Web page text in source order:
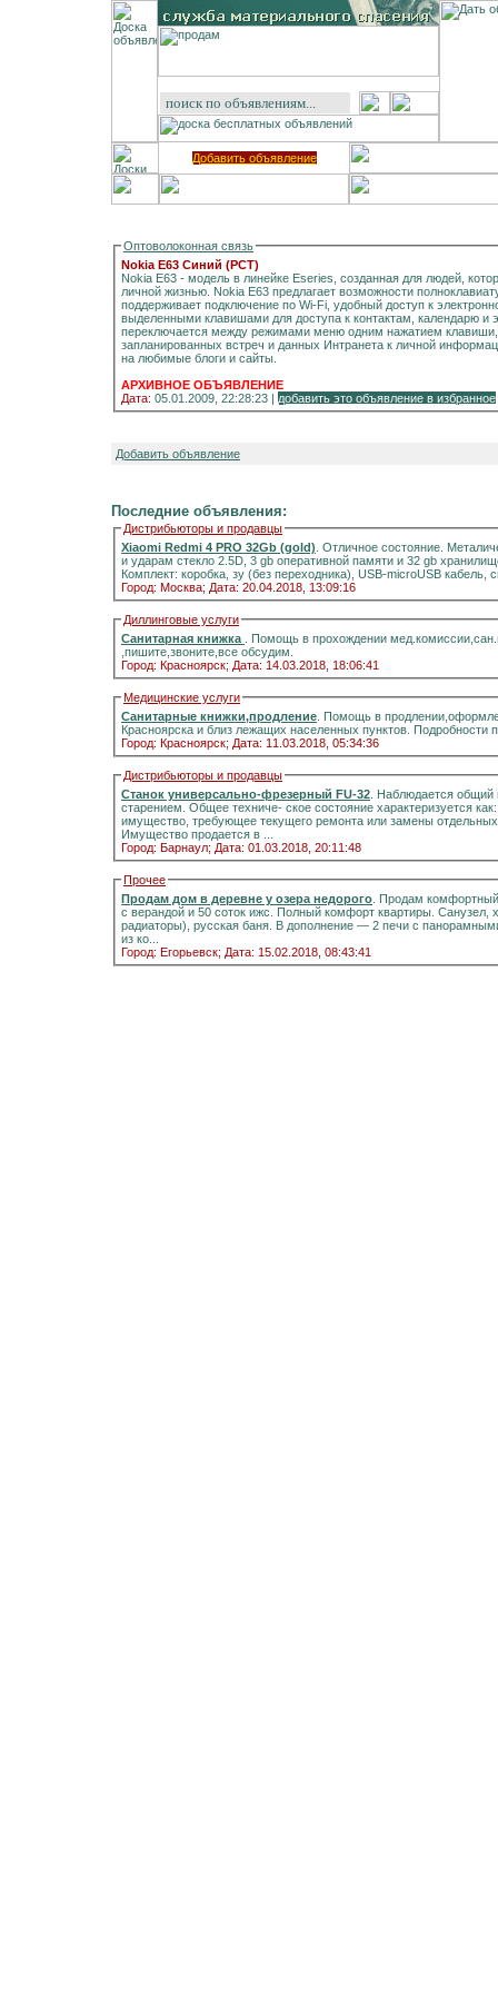
Добавить объявление
Оптоволоконная связь
Nokia E63 Синий (РСТ)
Nokia E63 - модель в линейке Eseries, созданная для людей,
личной жизнью. Nokia E63 предлагает возможности
поддерживает подключение по Wi-Fi, удобный доступ к
выделенными клавишами для доступа к контактам, календарю и
переключается между режимами меню одним нажатием клавиши,
запланированных встреч и данных Интранета к личной
на любимые блоги и сайты.
АРХИВНОЕ ОБЪЯВЛЕНИЕ
Дата: 05.01.2009, 22:28:23 | добавить это объявление в избранное
Добавить объявление
Последние объявления:
Дистрибьюторы и продавцы
Xiaomi Redmi 4 PRO 32Gb (gold) . Отличное состояние.
и ударам стекло 2.5D, 3 gb оперативной памяти и 32 gb
Комплект: коробка, зу (без переходника), USB-microUSB
Город: Москва; Дата: 20.04.2018, 13:09:16
Диллинговые услуги
Санитарная книжка
. Помощь в прохождении
,пишите,звоните,все обсудим.
Город: Красноярск; Дата: 14.03.2018, 18:06:41
Медицинские услуги
Санитарные книжки,продление . Помощь в
Красноярска и близ лежащих населенных пунктов.
Город: Красноярск; Дата: 11.03.2018, 05:34:36
Дистрибьюторы и продавцы
Станок универсально-фрезерный FU-32 . Наблюдается
старением. Общее техниче- ское состояние характеризуется
имущество, требующее текущего ремонта или замены
Имущество продается в ...
Город: Барнаул; Дата: 01.03.2018, 20:11:48
Прочее
Продам дом в деревне у озера недорого . Продам комфортный
с верандой и 50 соток ижс. Полный комфорт квартиры. Санузел, холодная и горячая вода,
радиаторы), русская баня. В дополнение — 2 печи с панорамными стёклами.Информация на портале домиклайт.Вода
из ко...
Город: Егорьевск; Дата: 15.02.2018, 08:43:41